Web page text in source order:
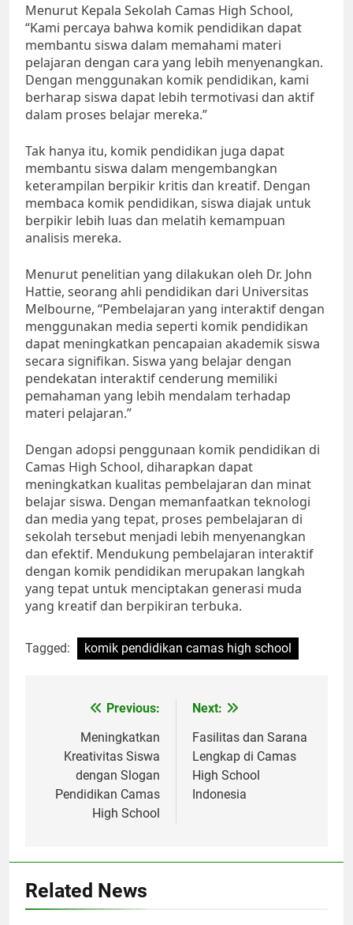
Menurut Kepala Sekolah Camas High School,
“Kami percaya bahwa komik pendidikan dapat
membantu siswa dalam memahami materi
pelajaran dengan cara yang lebih menyenangkan.
Dengan menggunakan komik pendidikan, kami
berharap siswa dapat lebih termotivasi dan aktif
dalam proses belajar mereka.”
Tak hanya itu, komik pendidikan juga dapat
membantu siswa dalam mengembangkan
keterampilan berpikir kritis dan kreatif. Dengan
membaca komik pendidikan, siswa diajak untuk
berpikir lebih luas dan melatih kemampuan
analisis mereka.
Menurut penelitian yang dilakukan oleh Dr. John
Hattie, seorang ahli pendidikan dari Universitas
Melbourne, “Pembelajaran yang interaktif dengan
menggunakan media seperti komik pendidikan
dapat meningkatkan pencapaian akademik siswa
secara signifikan. Siswa yang belajar dengan
pendekatan interaktif cenderung memiliki
pemahaman yang lebih mendalam terhadap
materi pelajaran.”
Dengan adopsi penggunaan komik pendidikan di
Camas High School, diharapkan dapat
meningkatkan kualitas pembelajaran dan minat
belajar siswa. Dengan memanfaatkan teknologi
dan media yang tepat, proses pembelajaran di
sekolah tersebut menjadi lebih menyenangkan
dan efektif. Mendukung pembelajaran interaktif
dengan komik pendidikan merupakan langkah
yang tepat untuk menciptakan generasi muda
yang kreatif dan berpikiran terbuka.
Tagged: komik pendidikan camas high school
NavigasiPrevious:
Meningkatkan
Kreativitas Siswa
dengan Slogan
Pendidikan Camas
High School
Next:
Fasilitas dan Sarana
Lengkap di Camas
High School
Indonesia
Related News